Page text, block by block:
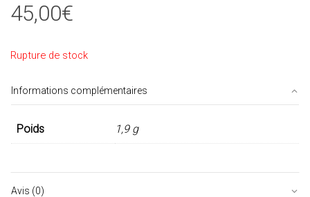
45,00€
Rupture de stock
Informations complémentaires
Poids 1,9 g
Avis (0)